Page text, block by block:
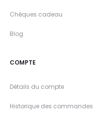
Chèques cadeau
Blog
COMPTE
Détails du compte
Historique des commandes